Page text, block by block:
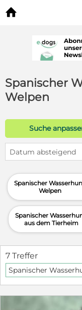

Spanischer
Welpen
Suche
Datum absteigend
Spanischer
Welpen
Spanischer
aus dem Tierheim
7 Treffer
Spanischer